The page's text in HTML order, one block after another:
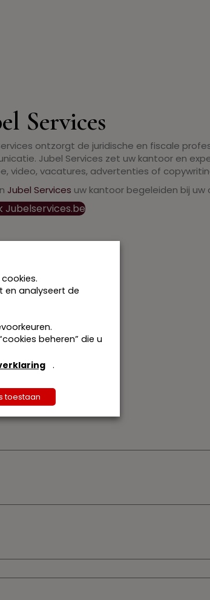
Services
ontzorgt de juridische en fiscale
Jubel Services zet uw kantoor en
video, vacatures, advertenties of
Jubel Services uw kantoor begeleiden bij uw
Jubelservices.be
en analyseert de
beheren” die u
.
toestaan